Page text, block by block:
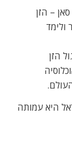
– הזן
ולימד
הזן
היא עמותה